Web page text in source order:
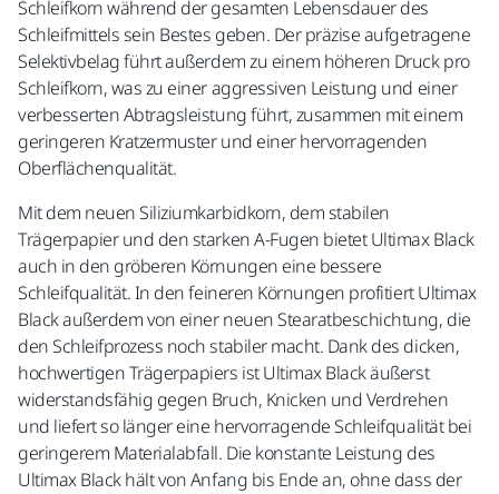
Schleifkorn während der gesamten Lebensdauer des
Schleifmittels sein Bestes geben. Der präzise aufgetragene
Selektivbelag führt außerdem zu einem höheren Druck pro
Schleifkorn, was zu einer aggressiven Leistung und einer
verbesserten Abtragsleistung führt, zusammen mit einem
geringeren Kratzermuster und einer hervorragenden
Oberflächenqualität.
Mit dem neuen Siliziumkarbidkorn, dem stabilen
Trägerpapier und den starken A-Fugen bietet Ultimax Black
auch in den gröberen Körnungen eine bessere
Schleifqualität. In den feineren Körnungen profitiert Ultimax
Black außerdem von einer neuen Stearatbeschichtung, die
den Schleifprozess noch stabiler macht. Dank des dicken,
hochwertigen Trägerpapiers ist Ultimax Black äußerst
widerstandsfähig gegen Bruch, Knicken und Verdrehen
und liefert so länger eine hervorragende Schleifqualität bei
geringerem Materialabfall. Die konstante Leistung des
Ultimax Black hält von Anfang bis Ende an, ohne dass der